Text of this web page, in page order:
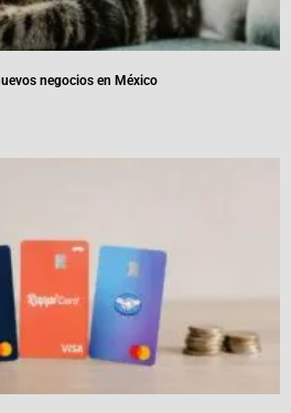
negocios en México